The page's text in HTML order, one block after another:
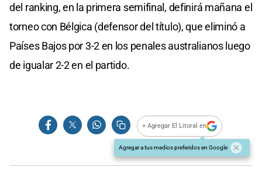
del ranking, en la primera semifinal, definirá mañana el
torneo con Bélgica (defensor del título), que eliminó a
Países Bajos por 3-2 en los penales australianos luego
de igualar 2-2 en el partido.
+ Agregar El Litoral en
Agregar a tus medios preferidos en Google